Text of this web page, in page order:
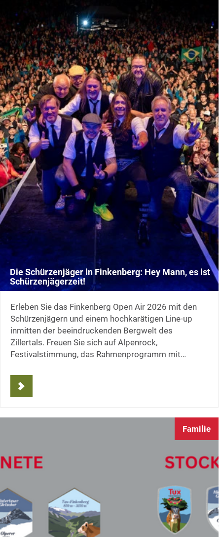
Die Schürzenjäger in Finkenberg: Hey Mann, es ist
Schürzenjägerzeit!
Erleben Sie das Finkenberg Open Air 2026 mit den
Schürzenjägern und einem hochkarätigen Line-up
inmitten der beeindruckenden Bergwelt des
Zillertals. Freuen Sie sich auf Alpenrock,
Festivalstimmung, das Rahmenprogramm mit…
Familie